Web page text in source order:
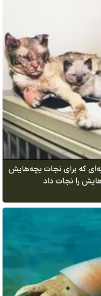
که برای نجات بچه‌هایش
را نجات داد